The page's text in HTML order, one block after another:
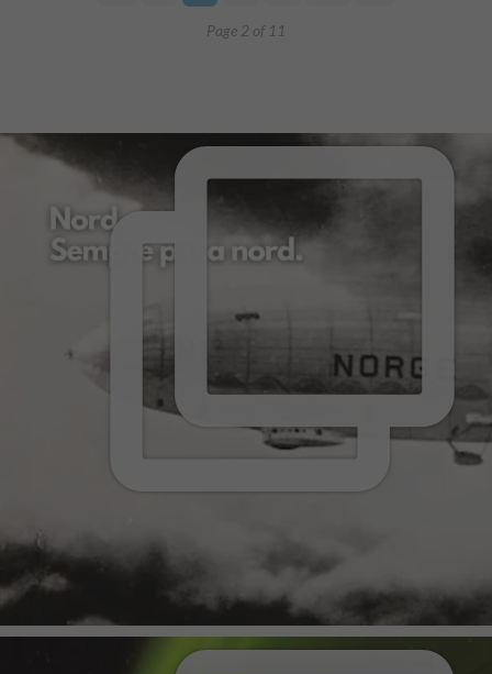
Page 2 of 11